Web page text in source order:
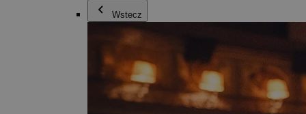
Wstecz